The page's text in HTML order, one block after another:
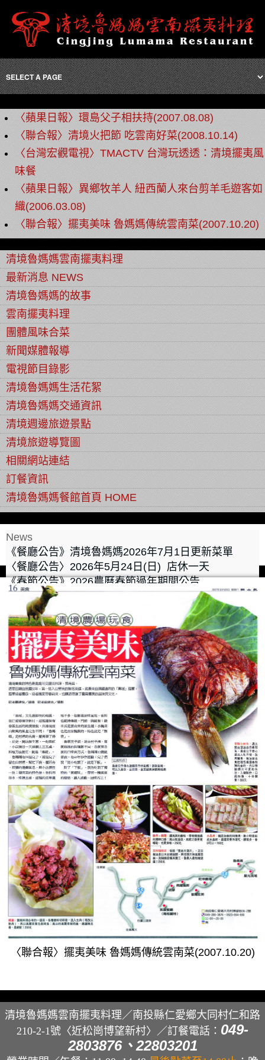
〈蘋果日報〉環島父子相扶持(2007.08.08)
〈聯合報〉清境火把節 吃雲南好菜(2008.10.14)
〈台灣宏觀電視〉TMACTV 台灣玩透透：清境擺夷風
味餐
〈蘋果日報〉異鄉牧羊人 紐西蘭人來台剪羊毛遊客如
織(2006.03.08)
〈聯合報〉擺夷美味 魯媽媽傳統雲南菜(2007.10.20)
清境魯媽媽雲南擺夷料理
最新消息 NEWS
清境魯媽媽的故事
雲南擺夷料理
團體風味合菜
新聞媒體報導
電視節目錄影
清境魯媽媽生活花絮
清境魯媽媽交通資訊
清境週邊旅遊景點
清境旅遊導覽圖
相關網站連結
訂餐資訊
清境魯媽媽餐館首頁 HOME
News
《餐廳公告》清境魯媽媽2026年7月1日更新菜單
〈餐廳公告〉2026年5月24日(日) 店休一天
《春節公告》2026農曆春節過年期間公告
〈聯合報〉擺夷美味 魯媽媽傳統雲南菜(2007.10.20)
清境魯媽媽雲南擺夷料理／南投縣仁愛鄉大同村仁和路
210-2-1號〈近松崗博望新村〉／訂餐電話： 049-
2803876、22803201